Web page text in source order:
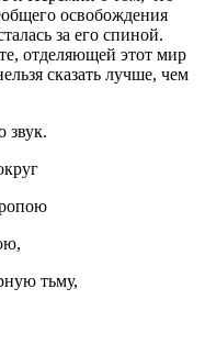
освобождения
за его спиной.
отделяющей этот мир
сказать лучше, чем
звук.
тьму,